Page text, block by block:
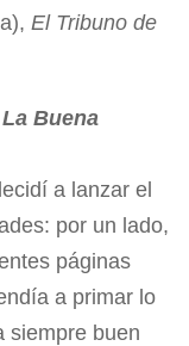
El Tribuno de
La Buena
a lanzar el
por un lado,
páginas
a primar lo
siempre buen